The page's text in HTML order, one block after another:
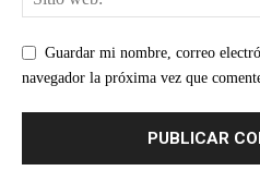
Guardar mi nombre, correo
navegador la próxima vez que